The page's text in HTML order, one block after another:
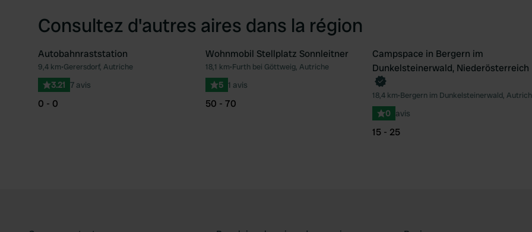
Consultez d'autres aires dans la région
Préféré
Autobahnraststation
9,4 km•Gerersdorf, Autriche
3.21 7 avis
0 - 0
Préféré
Wohnmobil Stellplatz Sonnleitner
18,1 km•Furth bei Göttweig, Autriche
5 1 avis
50 - 70
Reserve maintenant
Campspace in Bergern im
Dunkelsteinerwald, Niederösterreich
18,4 km•Bergern im Dunkelsteinerwald,
0 avis
15 - 25